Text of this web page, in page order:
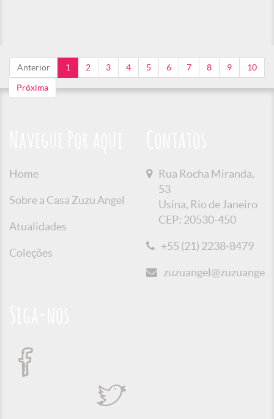
Anterior 1 2 3 4 5 6 7 8 9 10
Próxima
Home
Sobre a Casa Zuzu Angel
Atualidades
Coleções
Rua Rocha Miranda,
53
Usina, Rio de Janeiro
CEP: 20530-450
+55 (21) 2238-8479